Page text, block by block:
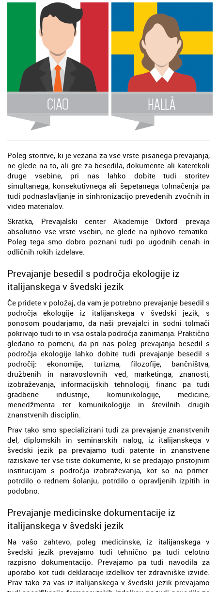
Poleg storitve, ki je vezana za vse vrste pisanega prevajanja,
ne glede na to, ali gre za besedila, dokumente ali katerekoli
druge vsebine, pri nas lahko dobite tudi storitev
simultanega, konsekutivnega ali šepetanega tolmačenja pa
tudi podnaslavljanje in sinhronizacijo prevedenih zvočnih in
video materialov.
Skratka, Prevajalski center Akademije Oxford prevaja
absolutno vse vrste vsebin, ne glede na njihovo tematiko.
Poleg tega smo dobro poznani tudi po ugodnih cenah in
odličnih rokih izdelave.
Prevajanje besedil s področja ekologije iz
italijanskega v švedski jezik
Če pridete v položaj, da vam je potrebno prevajanje besedil s
področja ekologije iz italijanskega v švedski jezik, s
ponosom poudarjamo, da naši prevajalci in sodni tolmači
pokrivajo tudi to in vsa ostala področja zanimanja. Praktično
gledano to pomeni, da pri nas poleg prevajanja besedil s
področja ekologije lahko dobite tudi prevajanje besedil s
področij: ekonomije, turizma, filozofije, bančništva,
družbenih in naravoslovnih ved, marketinga, znanosti,
izobraževanja, informacijskih tehnologij, financ pa tudi
gradbene industrije, komunikologije, medicine,
menedžmenta ter komunikologije in številnih drugih
znanstvenih disciplin.
Prav tako smo specializirani tudi za prevajanje znanstvenih
del, diplomskih in seminarskih nalog, iz italijanskega v
švedski jezik pa prevajamo tudi patente in znanstvene
raziskave ter vse tiste dokumente, ki se predajajo pristojnim
institucijam s področja izobraževanja, kot so na primer:
potrdilo o rednem šolanju, potrdilo o opravljenih izpitih in
podobno.
Prevajanje medicinske dokumentacije iz
italijanskega v švedski jezik
Na vašo zahtevo, poleg medicinske, iz italijanskega v
švedski jezik prevajamo tudi tehnično pa tudi celotno
razpisno dokumentacijo. Prevajamo pa tudi navodila za
uporabo kot tudi deklaracije izdelkov ter zdravniške izvide.
Prav tako za vas iz italijanskega v švedski jezik prevajamo